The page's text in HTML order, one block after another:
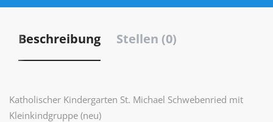
Beschreibung Stellen (0)
Katholischer Kindergarten St. Michael Schwebenried mit
Kleinkindgruppe (neu)